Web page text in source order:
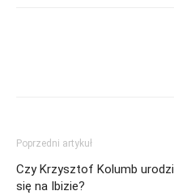
Poprzedni artykuł
Czy Krzysztof Kolumb
się na Ibizie?